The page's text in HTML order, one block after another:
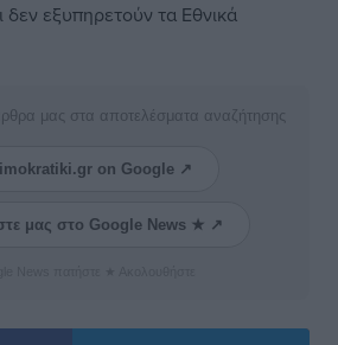
δεν εξυπηρετούν τα Εθνικά
μας στα αποτελέσματα αναζήτησης
on Google ↗
μας στο Google News ★ ↗